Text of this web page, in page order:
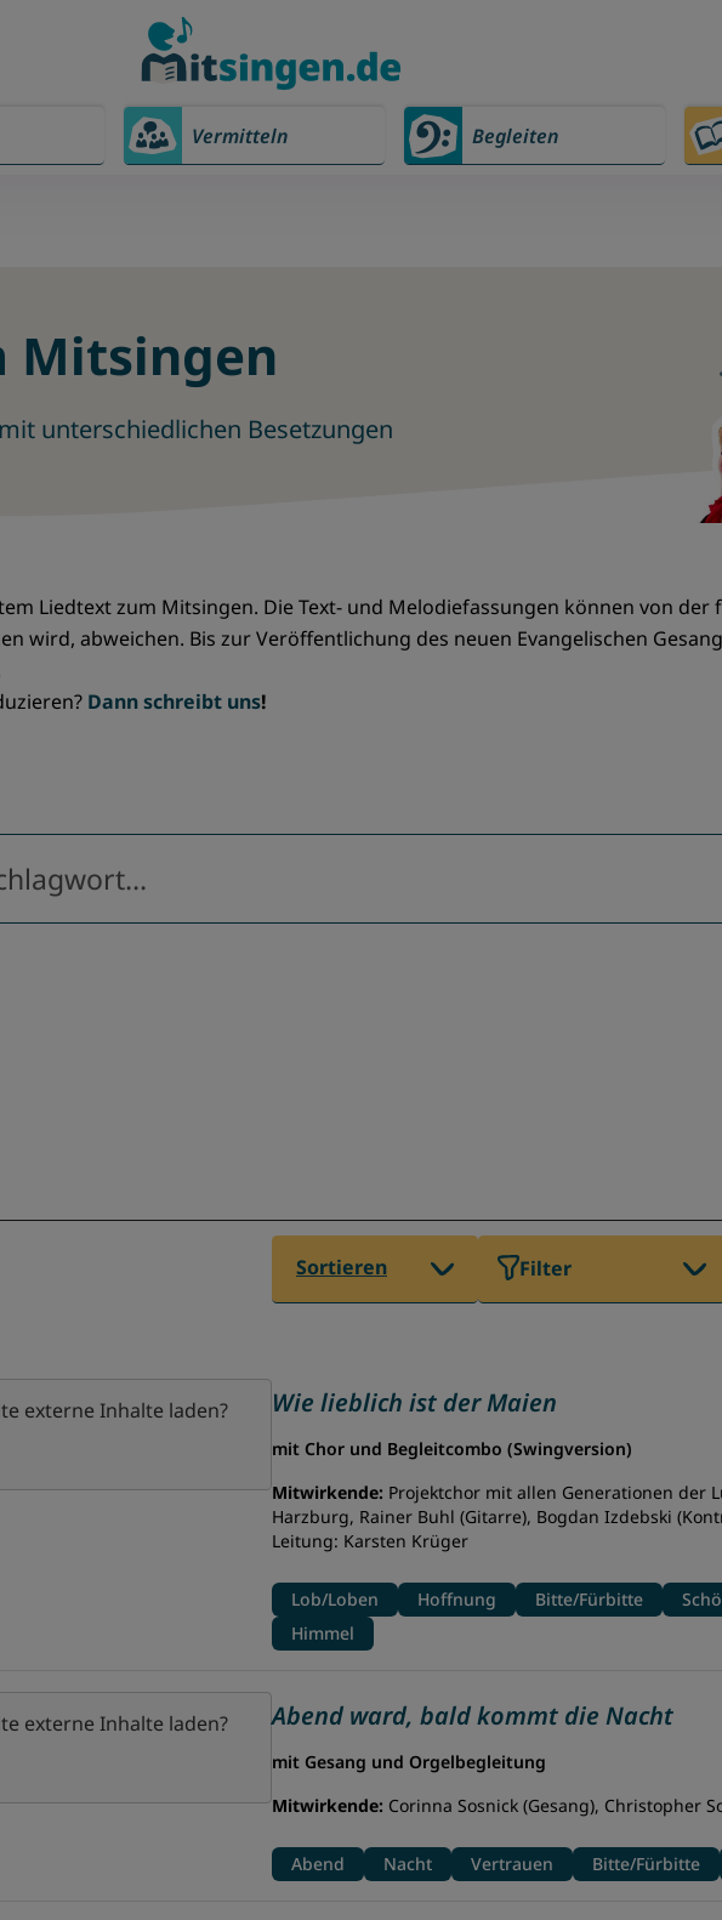
Vermitteln Begleiten
Mitsingen
unterschiedlichen Besetzungen
Liedtext zum Mitsingen. Die Text- und Melodiefassungen können von der
wird, abweichen. Bis zur Veröffentlichung des neuen Evangelischen
Dann schreibt uns!
Sortieren Filter
externe Inhalte laden? Wie lieblich ist der Maien
mit Chor und Begleitcombo (Swingversion)
Mitwirkende: Projektchor mit allen Generationen der
Harzburg, Rainer Buhl (Gitarre), Bogdan Izdebski
Leitung: Karsten Krüger
Lob/Loben Hoffnung Bitte/Fürbitte
Himmel
externe Inhalte laden? Abend ward, bald kommt die Nacht
mit Gesang und Orgelbegleitung
Mitwirkende: Corinna Sosnick (Gesang), Christopher
Abend Nacht Vertrauen Bitte/Fürbitte